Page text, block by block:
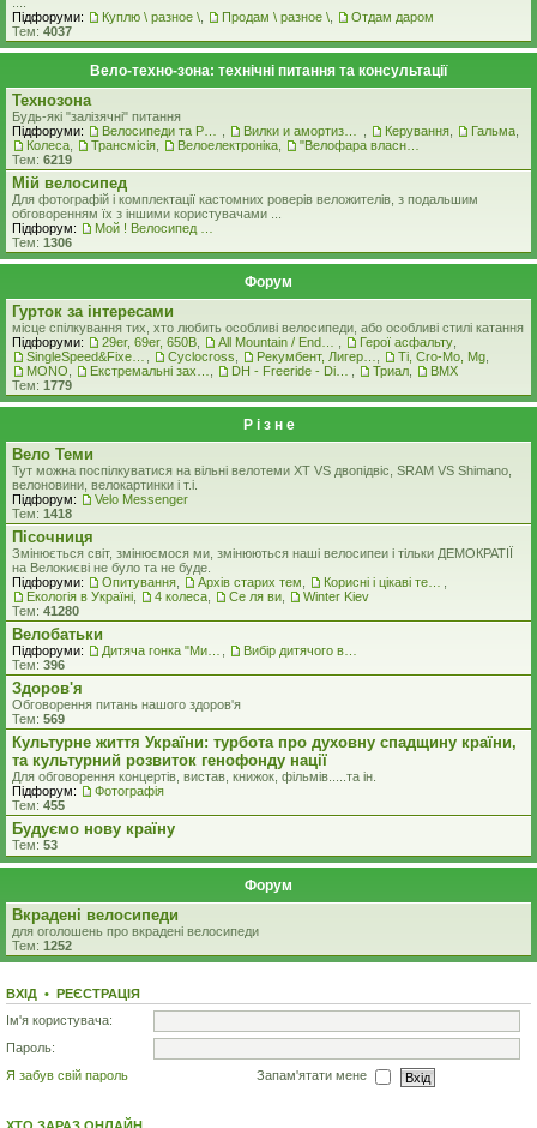
Підфоруми:
Куплю \ разное \ Продам \ разное \
Отдам даром
Тем: 4037
Вело-техно-зона: технічні питання та консультації
Технозона
Будь-які "залізячні" питання
Підфоруми:
Керування Гальма
Колеса
Трансмісія Велоелектроніка
Тем: 6219
Мiй велосипед
Для фотографій і комплектації кастомних роверiв веложителiв, з подальшим
обговоренням їх з іншими користувачами ...
Підфорум:
Тем: 1306
Форум
Гурток за інтересами
місце спілкування тих, хто любить особливі велосипеди, або особливі стилі катання
Підфоруми:
29er, 69er, 650B Герої асфальту
Cyclocross Ti, Cro-Mo, Mg
MONO
Триал
BMX
Тем: 1779
Р i з н е
Вело Теми
Тут можна поспілкуватися на вільні велотеми ХТ VS двопідвіс, SRAM VS Shimano,
велоновини, велокартинки і т.і.
Підфорум:
Velo Messenger
Тем: 1418
Пісочниця
Змінюється світ, змінюємося ми, змінюються наші велосипеи і тільки ДЕМОКРАТІЇ
на Велокиєві не було та не буде.
Підфоруми:
Опитування Архів старих тем
Екологiя в Україні
4 колеса Се ля ви
Winter Kiev
Тем: 41280
Велобатьки
Підфоруми:
Тем: 396
Здоров'я
Обговорення питань нашого здоров'я
Тем: 569
Культурне життя України: турбота про духовну спадщину країни,
та культурний розвиток генофонду нації
Для обговорення концертів, вистав, книжок, фільмів.....та iн.
Підфорум:
Фотографія
Тем: 455
Будуємо нову країну
Тем: 53
Форум
Вкрадені велосипеди
для оголошень про вкрадені велосипеди
Тем: 1252
ВХІД • РЕЄСТРАЦІЯ
Ім'я користувача:
Пароль:
Я забув свій пароль
Запам'ятати мене